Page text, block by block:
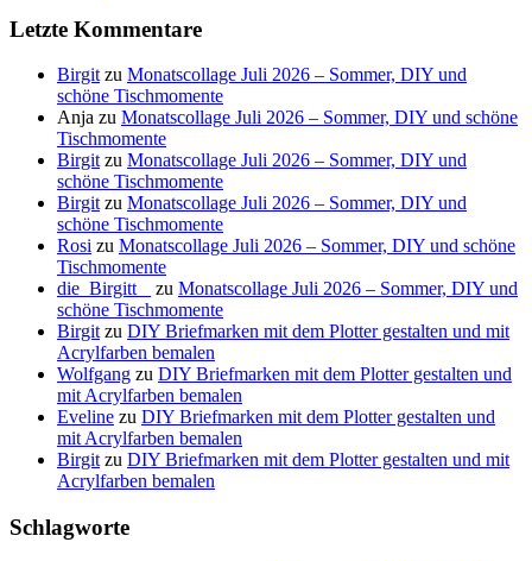
Letzte Kommentare
Birgit zu Monatscollage Juli 2026 – Sommer, DIY und
schöne Tischmomente
Anja zu Monatscollage Juli 2026 – Sommer, DIY und schöne
Tischmomente
Birgit zu Monatscollage Juli 2026 – Sommer, DIY und
schöne Tischmomente
Birgit zu Monatscollage Juli 2026 – Sommer, DIY und
schöne Tischmomente
Rosi zu Monatscollage Juli 2026 – Sommer, DIY und schöne
Tischmomente
die_Birgitt _
zu Monatscollage Juli 2026 – Sommer, DIY und
schöne Tischmomente
Birgit zu DIY Briefmarken mit dem Plotter gestalten und mit
Acrylfarben bemalen
Wolfgang zu DIY Briefmarken mit dem Plotter gestalten und
mit Acrylfarben bemalen
Eveline zu DIY Briefmarken mit dem Plotter gestalten und
mit Acrylfarben bemalen
Birgit zu DIY Briefmarken mit dem Plotter gestalten und mit
Acrylfarben bemalen
Schlagworte